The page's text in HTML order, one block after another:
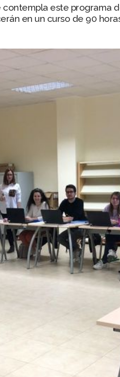
este programa
en un curso de 90